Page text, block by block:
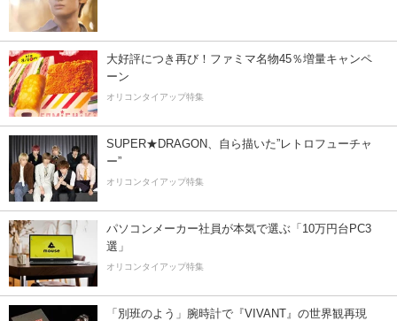
大好評につき再び！ファミマ名物45％増量キャンペ
ーン
オリコンタイアップ特集
SUPER★DRAGON、自ら描いた”レトロフューチャ
ー”
オリコンタイアップ特集
パソコンメーカー社員が本気で選ぶ「10万円台PC3
選」
オリコンタイアップ特集
「別班のよう」腕時計で『VIVANT』の世界観再現